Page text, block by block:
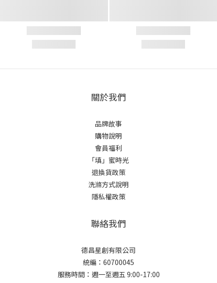
關於我們
品牌故事
購物說明
會員福利
「填」蜜時光
退換貨政策
洗滌方式說明
隱私權政策
聯絡我們
德昌星創有限公司
統編：60700045
服務時間：週一至週五 9:00-17:00